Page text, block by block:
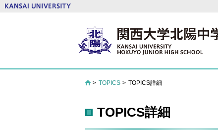
HOME
TOPICS TOPICS詳細
TOPICS詳細